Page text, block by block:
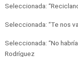
Seleccionada:
Seleccionada: “Te nos
Seleccionada: “No
Rodríguez